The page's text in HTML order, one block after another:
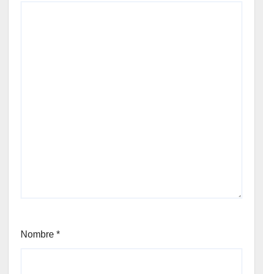
Nombre *